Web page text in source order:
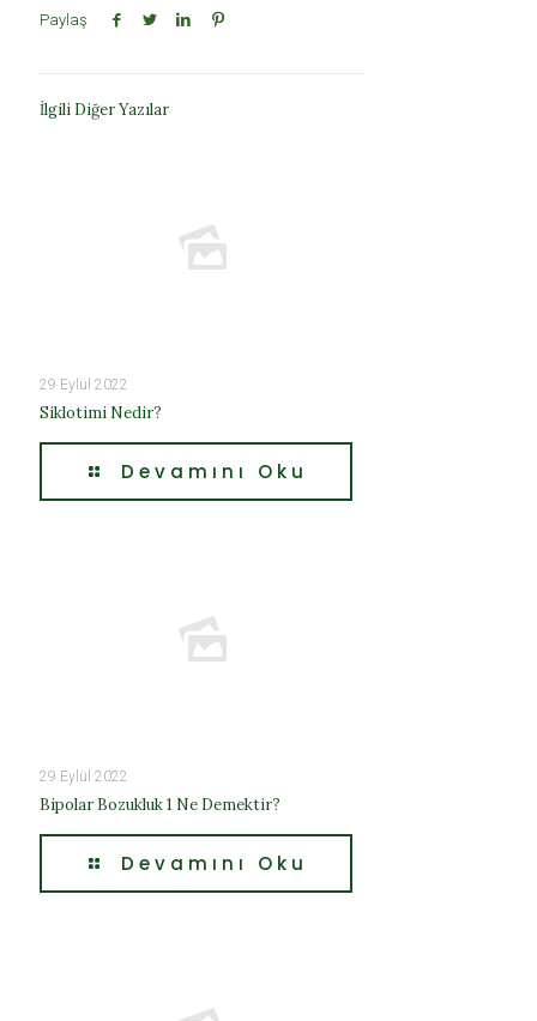
Paylaş
İlgili Diğer Yazılar
29 Eylül 2022
Siklotimi Nedir?
Devamını Oku
29 Eylül 2022
Bipolar Bozukluk 1 Ne Demektir?
Devamını Oku